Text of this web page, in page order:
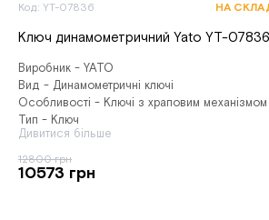
Код: YT-07836 НА
Ключ динамометричний Yato YT-07836
Виробник - YATO
Вид - Динамометричні ключі
Особливості - Ключі з храповим механізмом
Тип - Ключ
Дивитися більше
12800 грн
10573 грн